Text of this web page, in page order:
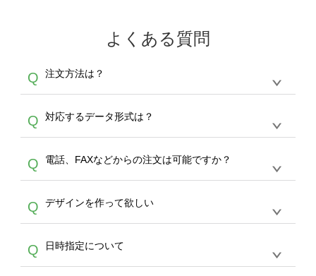
よくある質問
Q 注文方法は？
A
生産にて承っております。デザインツールから
デザインの作成から決済まで完了できます。
30枚以上やシルク印刷など、大口注文の場合
は、サポートが担当するエコバッグコンシェル
やタンブラーコンシェルをご利用ください。製
作する数量が多ければ多いほど、オンデマンド
サービスよりも低価格で製作することが可能で
す。
Q 対応するデータ形式は？
A
ドできるデータ形式は、JPG / PNG / AI / PSD /
PDF 形式になります。データの最大サイズ
写真などもアップロード可能です。使用できな
い画像はエラーになります。（※ Illustratorか
らの直接入稿には対応していません。AIで保存
し、デザインツールからアップロードして下さ
い）
Q 電話、FAXなどからの注文は可能ですか？
A
文のみ受け付けております。30個以上のご製
作をお考えの方は、サポートが担当するエコバ
スをご利用頂ければ、電話やFAX、メールなど
でご注文が可能です。
Q デザインを作って欲しい
A
を作って欲しい。などの場合は、製作数量が
30個以上であれば、サポート担当が、デザイ
Q 日時指定について